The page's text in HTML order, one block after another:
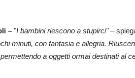
– "I bambini riescono a stupirci"–
minuti, con fantasia e allegria.
a oggetti ormai destinati al